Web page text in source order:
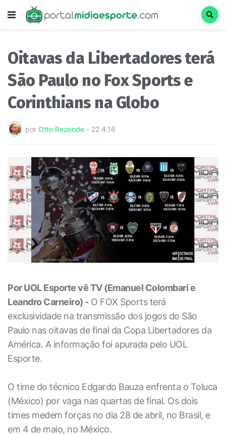
Oitavas da Libertadores terá
São Paulo no Fox Sports e
Corinthians na Globo
por Otto Rezende - 22.4.16
Por UOL Esporte vê TV (Emanuel Colombari e
Leandro Carneiro) -O FOX Sports terá
exclusividade na transmissão dos jogos do São
Paulo nas oitavas de final da Copa Libertadores da
América. A informação foi apurada pelo UOL
Esporte.
O time do técnico Edgardo Bauza enfrenta o Toluca
(México) por vaga nas quartas de final. Os dois
times medem forças no dia 28 de abril, no Brasil, e
em 4 de maio, no México.